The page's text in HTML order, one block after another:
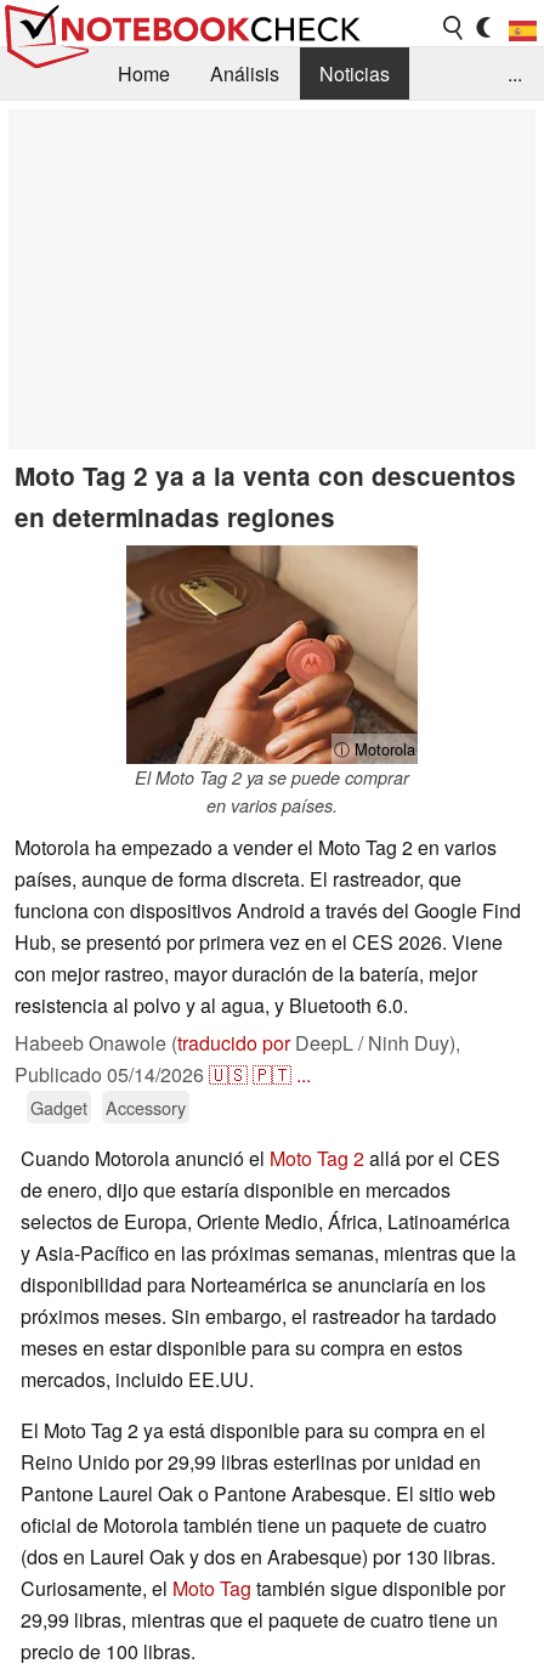
Home Análisis
Noticias
...
Moto Tag 2 ya a la venta con descuentos
en determinadas regiones
ⓘ Motorola
El Moto Tag 2 ya se puede comprar
en varios países.
Motorola ha empezado a vender el Moto Tag 2 en varios
países, aunque de forma discreta. El rastreador, que
funciona con dispositivos Android a través del Google Find
Hub, se presentó por primera vez en el CES 2026. Viene
con mejor rastreo, mayor duración de la batería, mejor
resistencia al polvo y al agua, y Bluetooth 6.0.
Habeeb Onawole (traducido porDeepL / Ninh Duy),
Publicado 05/14/2026🇺🇸🇵🇹 ...
Gadget Accessory
Cuando Motorola anunció el Moto Tag 2allá por el CES
de enero, dijo que estaría disponible en mercados
selectos de Europa, Oriente Medio, África, Latinoamérica
y Asia-Pacífico en las próximas semanas, mientras que la
disponibilidad para Norteamérica se anunciaría en los
próximos meses. Sin embargo, el rastreador ha tardado
meses en estar disponible para su compra en estos
mercados, incluido EE.UU.
El Moto Tag 2 ya está disponible para su compra en el
Reino Unido por 29,99 libras esterlinas por unidad en
Pantone Laurel Oak o Pantone Arabesque. El sitio web
oficial de Motorola también tiene un paquete de cuatro
(dos en Laurel Oak y dos en Arabesque) por 130 libras.
Curiosamente, el Moto Tag también sigue disponible por
29,99 libras, mientras que el paquete de cuatro tiene un
precio de 100 libras.